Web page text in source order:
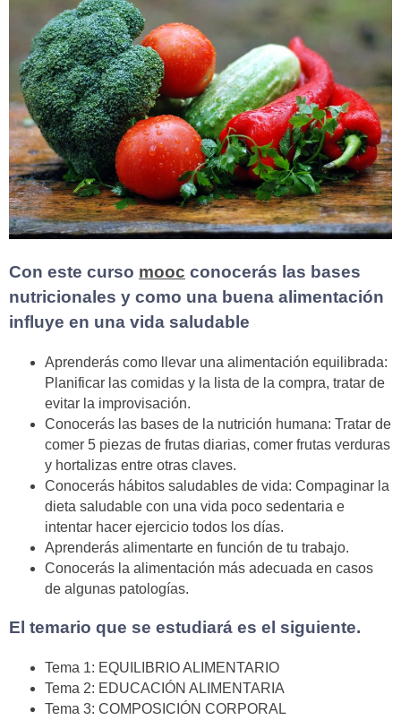
Con este curso mooc conocerás las bases
nutricionales y como una buena alimentación
influye en una vida saludable
Aprenderás como llevar una alimentación equilibrada:
Planificar las comidas y la lista de la compra, tratar de
evitar la improvisación.
Conocerás las bases de la nutrición humana: Tratar de
comer 5 piezas de frutas diarias, comer frutas verduras
y hortalizas entre otras claves.
Conocerás hábitos saludables de vida: Compaginar la
dieta saludable con una vida poco sedentaria e
intentar hacer ejercicio todos los días.
Aprenderás alimentarte en función de tu trabajo.
Conocerás la alimentación más adecuada en casos
de algunas patologías.
El temario que se estudiará es el siguiente.
Tema 1: EQUILIBRIO ALIMENTARIO
Tema 2: EDUCACIÓN ALIMENTARIA
Tema 3: COMPOSICIÓN CORPORAL